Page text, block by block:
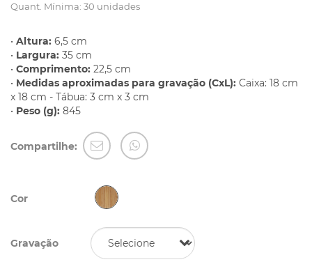
Quant. Mínima: 30 unidades
• Altura: 6,5 cm
• Largura: 35 cm
• Comprimento: 22,5 cm
• Medidas aproximadas para gravação (CxL): Caixa: 18 cm
x 18 cm - Tábua: 3 cm x 3 cm
• Peso (g): 845
Compartilhe:
Cor
Gravação